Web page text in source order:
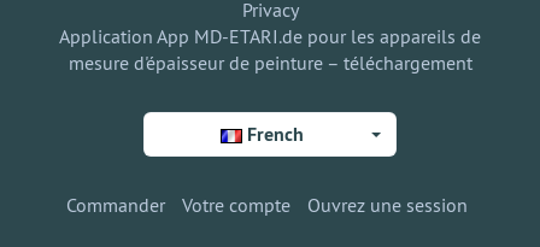
Privacy
Application App MD-ETARI.de pour les appareils de
mesure d'épaisseur de peinture – téléchargement
French
Commander Votre compte Ouvrez une session